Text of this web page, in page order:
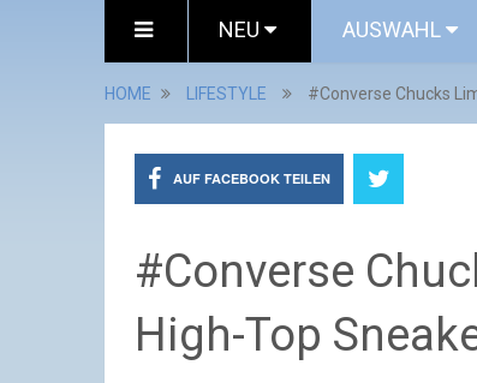
NEU AUSWAHL
HOME LIFESTYLE #Converse Chucks
AUF FACEBOOK TEILEN
#Converse
High-Top